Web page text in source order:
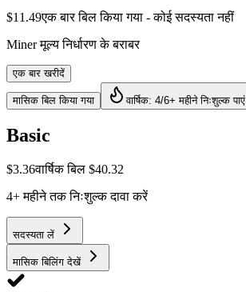
$11.49एक बार बिल किया गया - कोई सदस्यता नहीं
Miner मूल्य निर्धारण के बराबर
एक बार खरीदें
मासिक बिल किया गया वार्षिक: 4/6+ महीने निःशुल्क पाएं
Basic
$3.36वार्षिक बिल $40.32
4+ महीने तक निःशुल्क दावा करें
सदस्यता लें
मासिक बिलिंग देखें